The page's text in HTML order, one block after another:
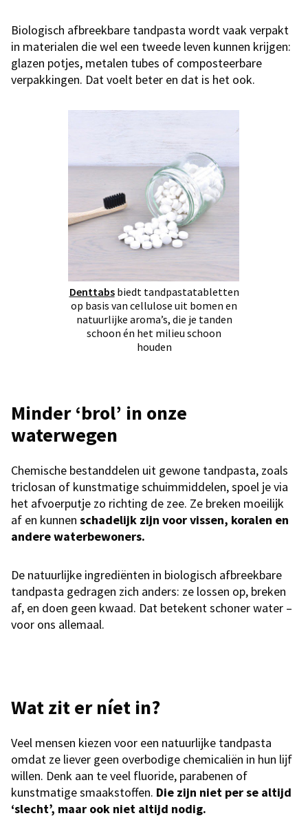
Biologisch afbreekbare tandpasta wordt vaak verpakt
in materialen die wel een tweede leven kunnen krijgen:
glazen potjes, metalen tubes of composteerbare
verpakkingen. Dat voelt beter en dat is het ook.
Denttabsbiedt tandpastatabletten
op basis van cellulose uit bomen en
natuurlijke aroma’s, die je tanden
schoon én het milieu schoon
houden
Minder ‘brol’ in onze
waterwegen
Chemische bestanddelen uit gewone tandpasta, zoals
triclosan of kunstmatige schuimmiddelen, spoel je via
het afvoerputje zo richting de zee. Ze breken moeilijk
af en kunnen schadelijk zijn voor vissen, koralen en
andere waterbewoners.
De natuurlijke ingrediënten in biologisch afbreekbare
tandpasta gedragen zich anders: ze lossen op, breken
af, en doen geen kwaad. Dat betekent schoner water –
voor ons allemaal.
Wat zit er níet in?
Veel mensen kiezen voor een natuurlijke tandpasta
omdat ze liever geen overbodige chemicaliën in hun lijf
willen. Denk aan te veel fluoride, parabenen of
kunstmatige smaakstoffen. Die zijn niet per se altijd
‘slecht’, maar ook niet altijd nodig.